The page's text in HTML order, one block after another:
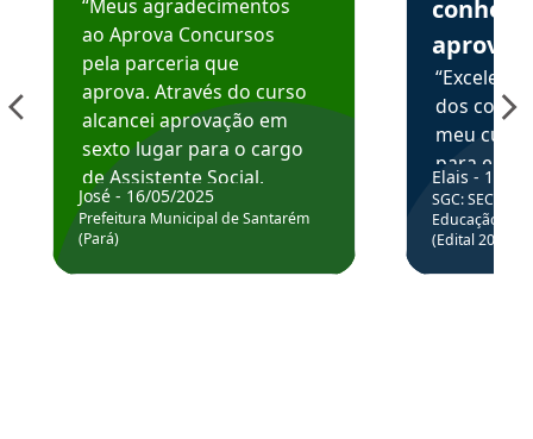
“Meus agradecimentos
ao Aprova Concursos
pela parceria que
aprova. Através do curso
alcancei aprovação em
sexto lugar para o cargo
de Assistente Social.
Hoje estou atuando na
Prefeitura de Santarém.
José - 16/05/2025
Prefeitura Municipal de Santarém
(Pará)
aprova
dos
meu
para
colocar
através
de
Elais - 15/
SGC: SEC BA
Educação
(Edital